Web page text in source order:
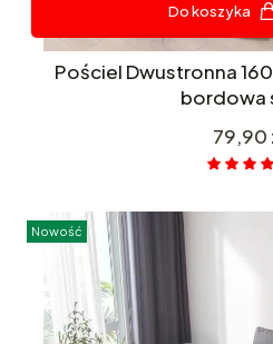
Do koszyka
Pościel Dwustronna
bordowa
Cena
79,90
Nowość